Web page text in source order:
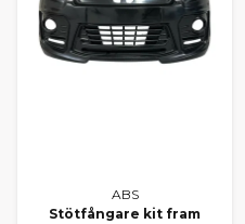
ABS
Stötfångare kit fram